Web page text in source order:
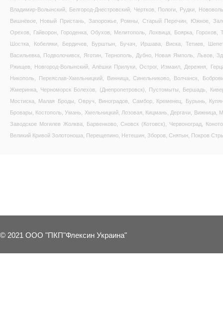
Владимир-Волынский, Белгород-Днестровский, Чертков, Пологи, Рудки,
Вишнёвое, Новый Пристань, Запорожье, Ромны, Старый Перечин, Южное,
Орехов, Гайворон, Городенка, Обухов, Мелитополь, Лохвица, Боярка,
Шостка, Кобеляки, Бердичев, Бурштын, Бучач, Иршава, Виска, Тетиев,
Васильевка, Подволочивск, Яготин, Тернополь, Дубно, Новая Ямполь, Львов,
Ржищев, Новгород-Волынский, Алёшки Прилуки, Острог, Измаил, Дережня,
Никополь, Переяслав-Хмельницкий, Винница, Синельниково, Волчанск,
Жмеринка, Черноморск Болехов, (Днепропетровск), Пустомыты, Бершадь,
Мостиска, Малая Броды, Овруч, Виноградов, Самбор, Кременец, Бурынь,
Бровары, Костополь, Умань, Хмельницкий, Лозовая, Кицмань, Дергачи,
Заводское Могилев Жолква, Барвенково, Сновск (Котовск), Червоноград,
Великий Кривой Золотоноша, Перещепино, Нетешин, Зборов, Снятын, Покров
© 2021 ООО "ПКП"Флексин Украина"